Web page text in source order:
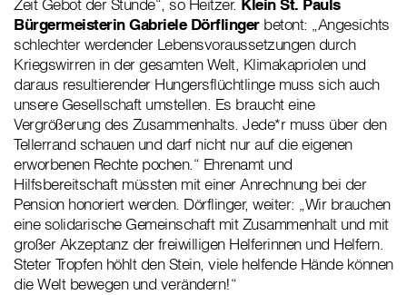
Zeit Gebot der Stunde“, so Heitzer. Klein St. Pauls
Bürgermeisterin Gabriele Dörflinger betont: „Angesichts
schlechter werdender Lebensvoraussetzungen durch
Kriegswirren in der gesamten Welt, Klimakapriolen und
daraus resultierender Hungersflüchtlinge muss sich auch
unsere Gesellschaft umstellen. Es braucht eine
Vergrößerung des Zusammenhalts. Jede*r muss über den
Tellerrand schauen und darf nicht nur auf die eigenen
erworbenen Rechte pochen.“ Ehrenamt und
Hilfsbereitschaft müssten mit einer Anrechnung bei der
Pension honoriert werden. Dörflinger, weiter: „Wir brauchen
eine solidarische Gemeinschaft mit Zusammenhalt und mit
großer Akzeptanz der freiwilligen Helferinnen und Helfern.
Steter Tropfen höhlt den Stein, viele helfende Hände können
die Welt bewegen und verändern!“